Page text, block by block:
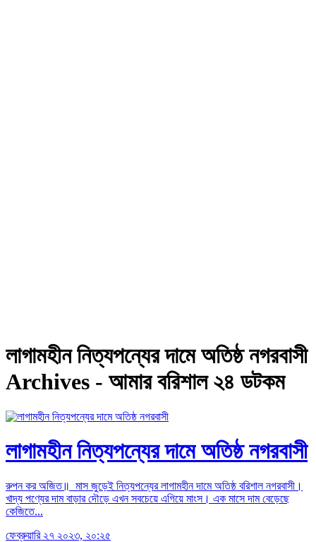
লাগামহীন নিত্যপন্যের দামে অতিষ্ঠ নগরবাসী
Archives - আমার বরিশাল ২৪ ডটকম
লাগামহীন নিত্যপন্যের দামে অতিষ্ঠ নগরবাসী
রুপন কর অজিত॥ মাস জুড়েই নিত্যপন্যের লাগামহীন দামে অতিষ্ঠ বরিশাল নগরবাসী।
খাদ্য পণ্যের দাম বাড়ার দৌড়ে এখন সবচেয়ে এগিয়ে মাংস। এক মাসে দাম বেড়েছে
কেজিতে...
ফেব্রুয়ারি ২৭ ২০২৩, ২০:২৫